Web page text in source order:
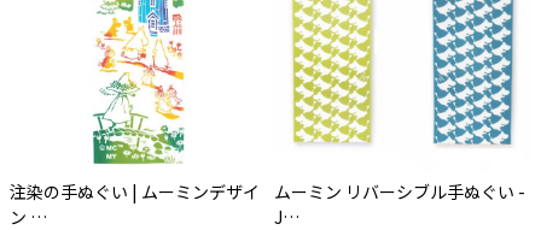
注染の手ぬぐい | ムーミンデザイ
ン …
ムーミン リバーシブル手ぬぐい -
J…